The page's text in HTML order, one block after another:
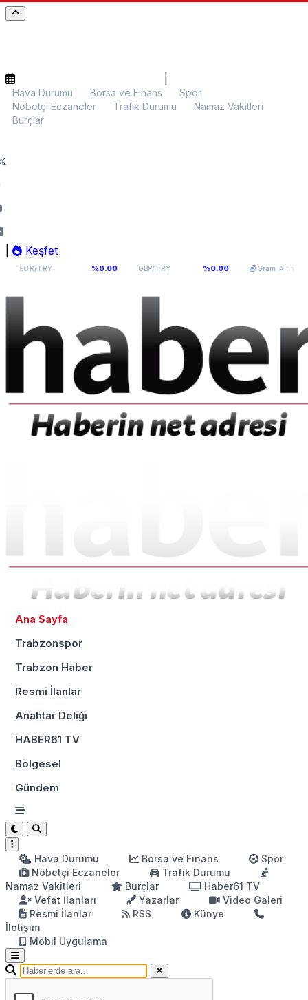
Hava Durumu Borsa ve Finans
Spor
Nöbetçi Eczaneler
Trafik Durumu
Namaz Vakitleri
Burçlar
Keşfet
%0.00 GBP/TRY63,965 %0.00 Gram Altın 6.031,75 %0.45
Ana Sayfa
Trabzonspor
Trabzon Haber
Resmi İlanlar
Anahtar Deliği
HABER61 TV
Bölgesel
Gündem
Hava Durumu Borsa ve Finans
Spor
Nöbetçi Eczaneler
Trafik Durumu
Namaz Vakitleri
Burçlar
Haber61 TV
Vefat İlanları
Yazarlar
Video Galeri
Resmi İlanlar
RSS
Künye
İletişim
Mobil Uygulama